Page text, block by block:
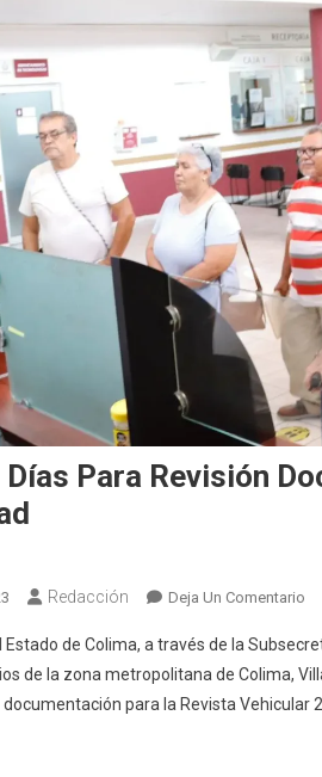
Para Revisión
Redacción Deja Un Comentario
Estado de Colima, a través de la
de la zona metropolitana de Colima,
para la Revista Vehicular